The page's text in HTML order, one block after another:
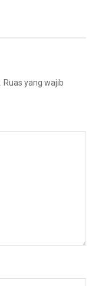
Ruas yang wajib